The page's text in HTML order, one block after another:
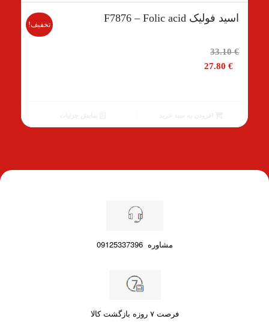
اسید فولیک F7876 – Folic acid
33.10€
قیمت
اصلی27.80€
27.80 €
تخفیف!
مشاوره09125337396
فرصت ۷ روزه بازگشت کالا